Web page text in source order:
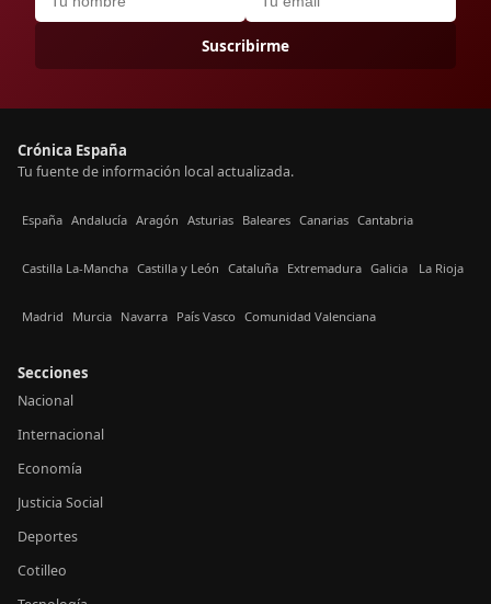
Suscribirme
Crónica España
Tu fuente de información local actualizada.
España Andalucía Aragón Asturias Baleares Canarias Cantabria
Castilla La-Mancha Castilla y León Cataluña Extremadura Galicia La Rioja
Madrid Murcia Navarra País Vasco Comunidad Valenciana
Secciones
Nacional
Internacional
Economía
Justicia Social
Deportes
Cotilleo